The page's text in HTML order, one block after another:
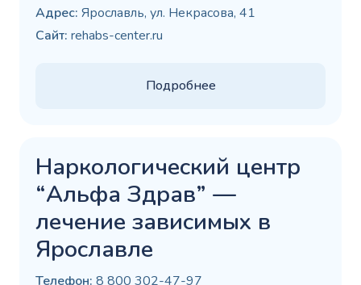
Адрес: Ярославль, ул. Некрасова, 41
Сайт: rehabs-center.ru
Подробнее
Наркологический центр
“Альфа Здрав” —
лечение зависимых в
Ярославле
Телефон: 8 800 302-47-97